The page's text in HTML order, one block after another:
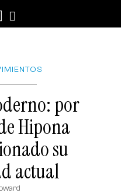
por
Hipona
su
actual